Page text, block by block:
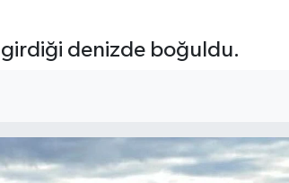
girdiği denizde boğuldu.